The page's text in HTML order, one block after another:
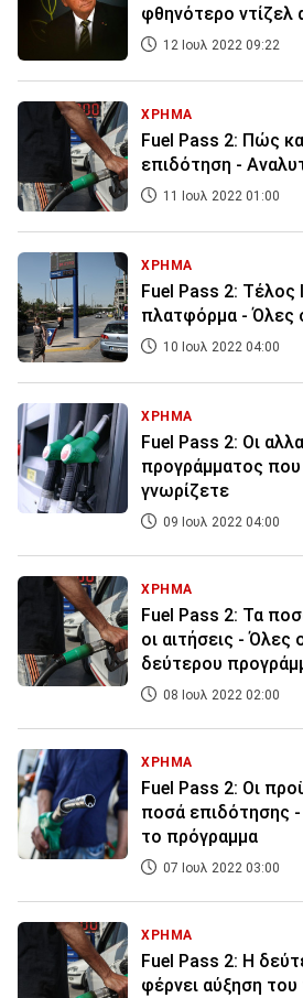
φθηνότερο
12 Ιουλ 2022 09:22
ΧΡΗΜΑ
Fuel Pass 2: Πώς
επιδότηση -
11 Ιουλ 2022 01:00
ΧΡΗΜΑ
Fuel Pass 2: Τέλος
πλατφόρμα - Όλες
10 Ιουλ 2022 04:00
ΧΡΗΜΑ
Fuel Pass 2: Οι
προγράμματος που
γνωρίζετε
09 Ιουλ 2022 04:00
ΧΡΗΜΑ
Fuel Pass 2: Τα
οι αιτήσεις - Όλες
δεύτερου
08 Ιουλ 2022 02:00
ΧΡΗΜΑ
Fuel Pass 2: Οι
ποσά επιδότησης
το πρόγραμμα
07 Ιουλ 2022 03:00
ΧΡΗΜΑ
Fuel Pass 2: Η
φέρνει αύξηση